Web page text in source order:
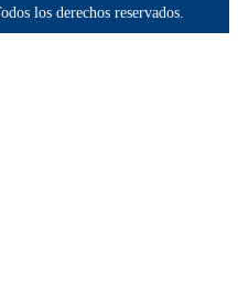
los derechos reservados.